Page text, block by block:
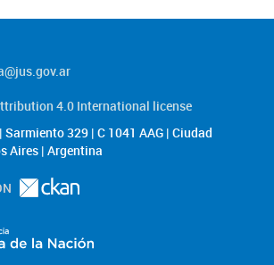
4.0 International license
329 | C 1041 AAG | Ciudad
Aires | Argentina